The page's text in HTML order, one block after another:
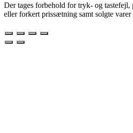
Der tages forbehold for tryk- og
eller forkert prissætning samt solgte varer